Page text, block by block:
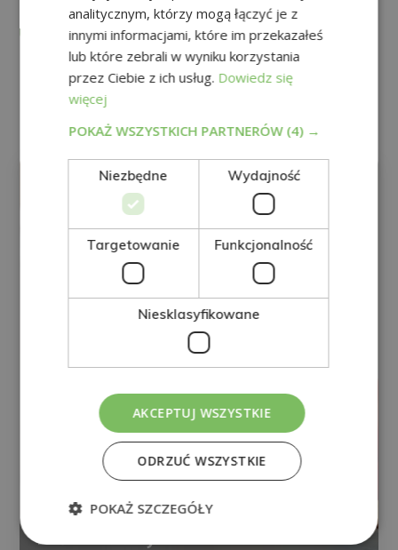
identyfikując, pisząc na adres
direccion@grupotarraco.com
Więcej informacji można znaleźć w naszej Polityce prywatności.
Czy chcesz otrzymywać informacje handlowe (telefonicznie i/lub pocztą
elektroniczną):
Alternative:
Inne kwalifikacje
ZDROWIE I URODA
Magister Dietoterapia I
Opracowywanie Diet – Dyplom
Poświadczony Przez Notariusza
analitycznym, którzy mogą łączyć je z
innymi informacjami, które im przekazałeś
lub które zebrali w wyniku korzystania
przez Ciebie z ich usług. Dowiedz się
więcej
POKAŻ WSZYSTKICH PARTNERÓW (4) →
Niezbędne Wydajność
Targetowanie Funkcjonalność
Niesklasyfikowane
AKCEPTUJ WSZYSTKIE
ODRZUĆ WSZYSTKIE
POKAŻ SZCZEGÓŁY